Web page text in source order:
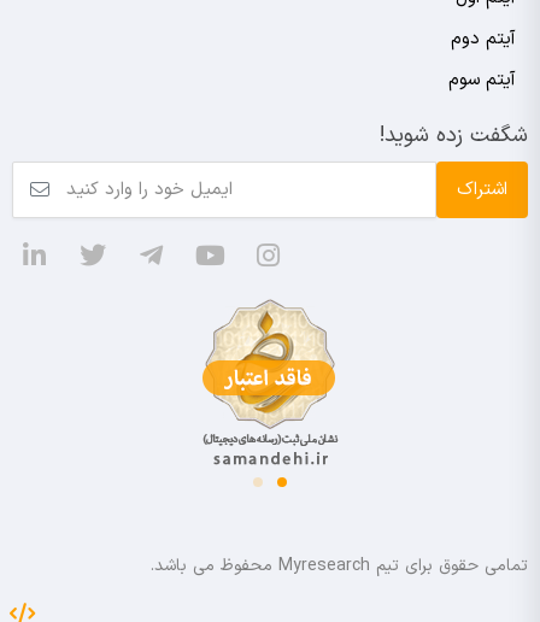
آیتم دوم
آیتم سوم
شگفت زده شوید!
تمامی حقوق برای تیم Myresearch محفوظ می باشد.